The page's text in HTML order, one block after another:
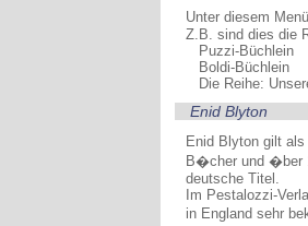
Unter diesem
Z.B. sind dies die
Puzzi-Büchlein
Boldi-Büchlein
Die Reihe:
Enid Blyton
Enid Blyton gilt
B�cher und �ber
deutsche Titel.
Im Pestalozzi-
in England sehr